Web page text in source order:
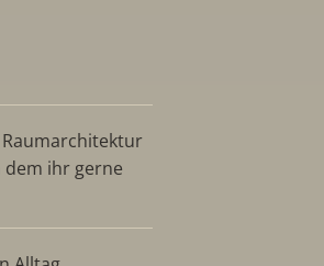
dem ihr gerne